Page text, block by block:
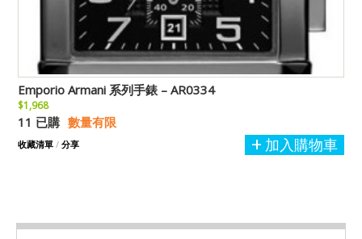
Emporio Armani 系列手錶 – AR0334
$1,968
11 已購 數量有限
加入購物車
收藏清單 / 分享